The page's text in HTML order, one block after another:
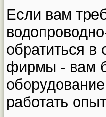
Если вам
обратиться в
фирмы - вам
работать